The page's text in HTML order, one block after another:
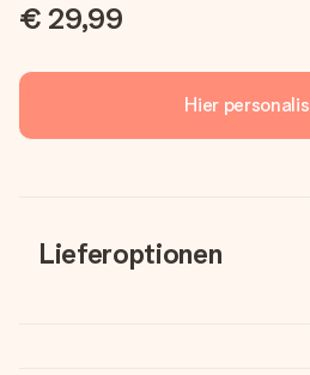
€ 29,99
Hier
Lieferoptionen